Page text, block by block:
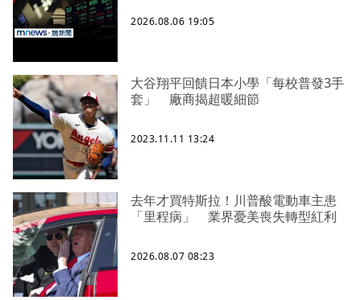
2026.08.06 19:05
大谷翔平回饋日本小學「每校普發3手
套」 廠商揭超暖細節
2023.11.11 13:24
去年才買特斯拉！川普酸電動車主患
「里程病」 業界憂美喪失轉型紅利
2026.08.07 08:23